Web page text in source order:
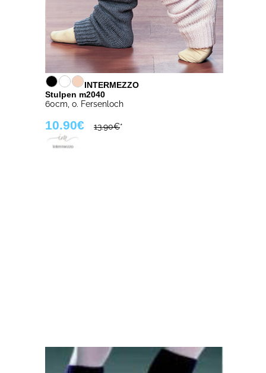
INTERMEZZO
Stulpen m2040
60cm, o. Fersenloch
10.90€ 13.90€*